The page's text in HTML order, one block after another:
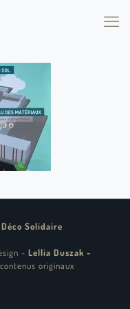
Solidaire
- Lellia Duszak -
originaux